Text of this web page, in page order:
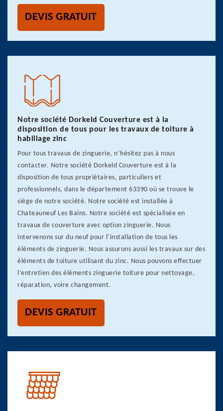
DEVIS GRATUIT
Notre société Dorkeld Couverture est à la
disposition de tous pour les travaux de toiture à
habillage zinc
Pour tous travaux de zinguerie, n’hésitez pas à nous
contacter. Notre société Dorkeld Couverture est à la
disposition de tous propriétaires, particuliers et
professionnels, dans le département 63390 où se trouve le
siège de notre société. Notre société est installée à
Chateauneuf Les Bains. Notre société est spécialisée en
travaux de couverture avec option zinguerie. Nous
intervenons sur du neuf pour l’installation de tous les
éléments de zinguerie. Nous assurons aussi les travaux sur des
éléments de toiture utilisant du zinc. Nous pouvons effectuer
l’entretien des éléments zinguerie toiture pour nettoyage,
réparation, voire changement.
DEVIS GRATUIT